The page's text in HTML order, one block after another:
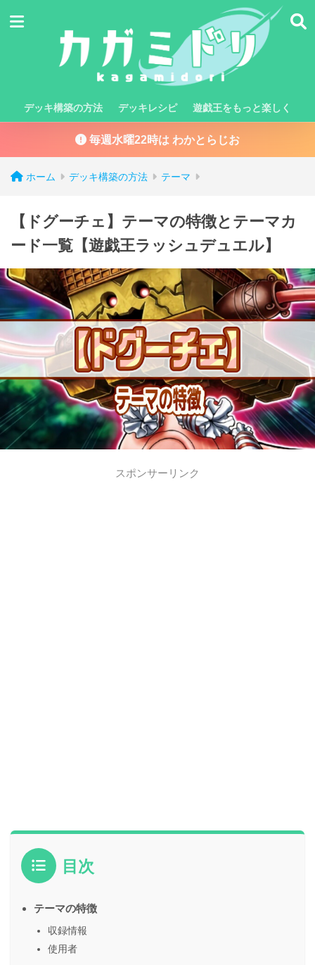
デッキ構築の方法 デッキレシピ 遊戯王をもっと楽しく
毎週水曜22時は わかとらじお
ホーム デッキ構築の方法 テーマ
【ドグーチェ】テーマの特徴とテーマカ
ード一覧【遊戯王ラッシュデュエル】
スポンサーリンク
目次
テーマの特徴
収録情報
使用者